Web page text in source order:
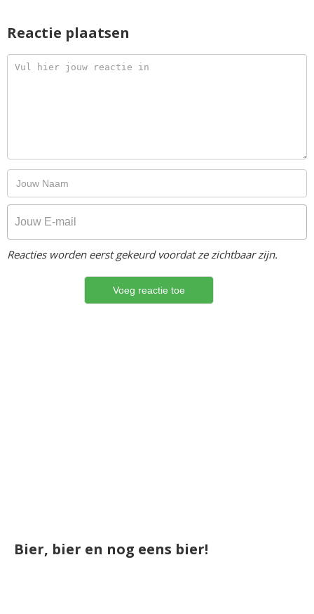
Reactie plaatsen
Reacties worden eerst gekeurd voordat ze zichtbaar zijn.
Bier, bier en nog eens bier!